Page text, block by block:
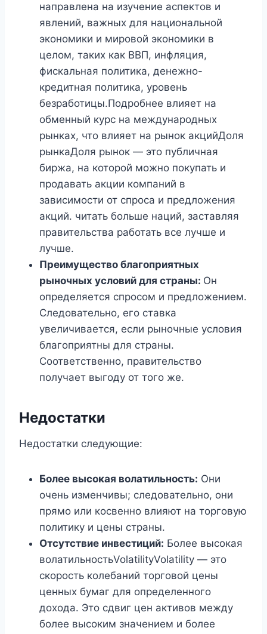
направлена ​​на изучение аспектов и
явлений, важных для национальной
экономики и мировой экономики в
целом, таких как ВВП, инфляция,
фискальная политика, денежно-
кредитная политика, уровень
безработицы.Подробнее влияет на
обменный курс на международных
рынках, что влияет на рынок акцийДоля
рынкаДоля рынок — это публичная
биржа, на которой можно покупать и
продавать акции компаний в
зависимости от спроса и предложения
акций. читать больше наций, заставляя
правительства работать все лучше и
лучше.
Преимущество благоприятных
рыночных условий для страны: Он
определяется спросом и предложением.
Следовательно, его ставка
увеличивается, если рыночные условия
благоприятны для страны.
Соответственно, правительство
получает выгоду от того же.
Недостатки
Недостатки следующие:
Более высокая волатильность: Они
очень изменчивы; следовательно, они
прямо или косвенно влияют на торговую
политику и цены страны.
Отсутствие инвестиций: Более высокая
волатильностьVolatilityVolatility — это
скорость колебаний торговой цены
ценных бумаг для определенного
дохода. Это сдвиг цен активов между
более высоким значением и более